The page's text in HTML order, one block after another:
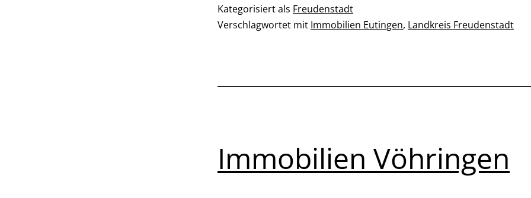
Kategorisiert als Freudenstadt
Verschlagwortet mit Immobilien Eutingen, Landkreis Freudenstadt
Immobilien Vöhringen